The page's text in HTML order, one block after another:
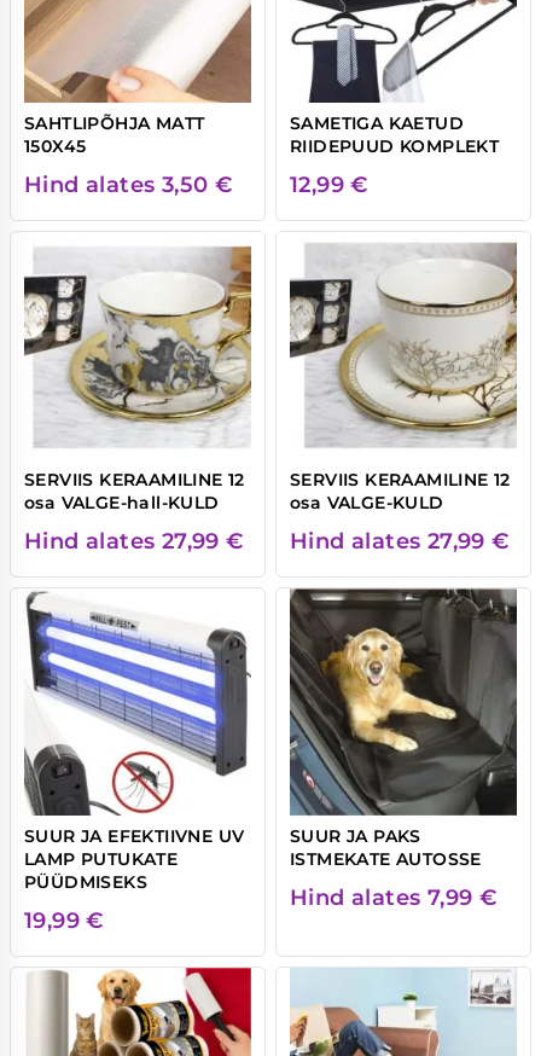
SAHTLIPÕHJA MATT
150X45
Hind alates 3,50 €
SAMETIGA KAETUD
RIIDEPUUD KOMPLEKT
12,99€
SERVIIS KERAAMILINE 12
osa VALGE-hall-KULD
Hind alates 27,99€
SERVIIS KERAAMILINE 12
osa VALGE-KULD
Hind alates 27,99€
SUUR JA EFEKTIIVNE UV
LAMP PUTUKATE
PÜÜDMISEKS
19,99€
SUUR JA PAKS
ISTMEKATE AUTOSSE
Hind alates 7,99 €